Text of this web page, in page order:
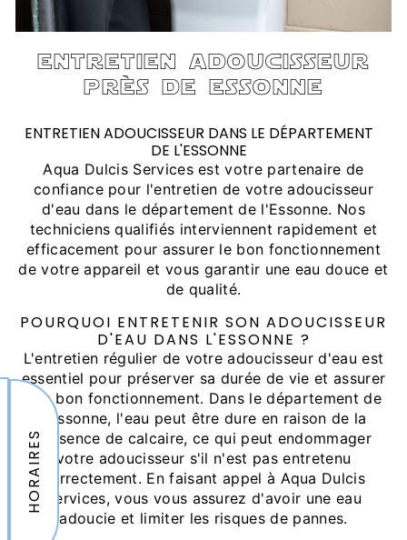
entretien adoucisseur
près de essonne
ENTRETIEN ADOUCISSEUR DANS LE DÉPARTEMENT
DE L'ESSONNE
Aqua Dulcis Services est votre partenaire de
confiance pour l'entretien de votre adoucisseur
d'eau dans le département de l'Essonne. Nos
techniciens qualifiés interviennent rapidement et
efficacement pour assurer le bon fonctionnement
de votre appareil et vous garantir une eau douce et
de qualité.
POURQUOI ENTRETENIR SON ADOUCISSEUR
D'EAU DANS L'ESSONNE ?
L'entretien régulier de votre adoucisseur d'eau est
essentiel pour préserver sa durée de vie et assurer
son bon fonctionnement. Dans le département de
l'Essonne, l'eau peut être dure en raison de la
présence de calcaire, ce qui peut endommager
votre adoucisseur s'il n'est pas entretenu
correctement. En faisant appel à Aqua Dulcis
Services, vous vous assurez d'avoir une eau
adoucie et limiter les risques de pannes.
HORAIRES